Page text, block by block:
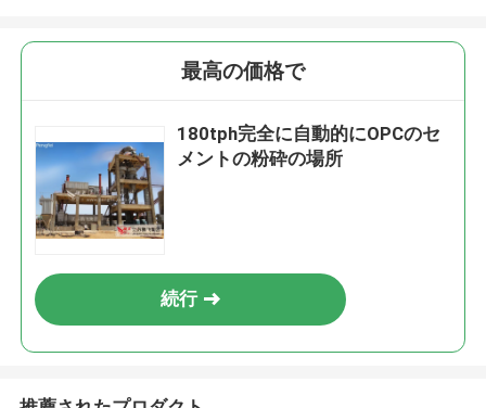
最高の価格で
180tph完全に自動的にOPCのセ
メントの粉砕の場所
続行